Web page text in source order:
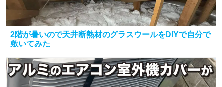
2階が暑いので天井断熱材のグラスウールをDIYで自分で
敷いてみた